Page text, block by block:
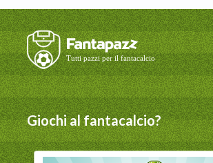
Giochi al fantacalcio?